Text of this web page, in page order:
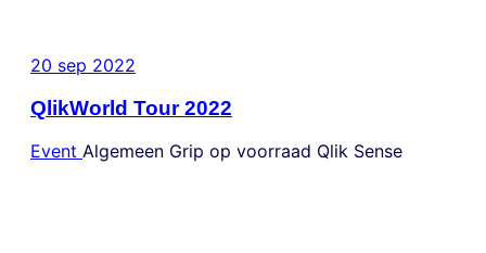
20 sep 2022
QlikWorld Tour 2022
Event Algemeen Grip op voorraad Qlik Sense